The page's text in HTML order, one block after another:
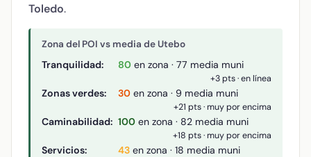
Toledo.
Zona del POI vs media de Utebo
Tranquilidad: 80 en zona · 77 media muni
+3 pts · en línea
Zonas verdes: 30 en zona · 9 media muni
+21 pts · muy por encima
Caminabilidad: 100 en zona · 82 media muni
+18 pts · muy por encima
Servicios: 43 en zona · 18 media muni